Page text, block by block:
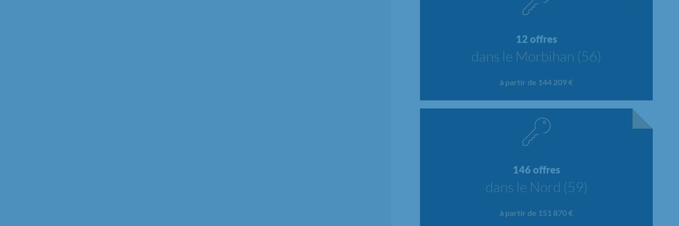
12 offres
dans le Morbihan (56)
à partir de 144 209 €
146 offres
dans le Nord (59)
à partir de 151 870 €